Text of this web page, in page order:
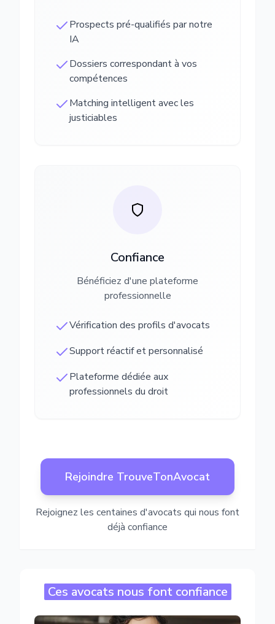
Prospects pré-qualifiés par notre
IA
Dossiers correspondant à vos
compétences
Matching intelligent avec les
justiciables
Confiance
Bénéficiez d'une plateforme
professionnelle
Vérification des profils d'avocats
Support réactif et personnalisé
Plateforme dédiée aux
professionnels du droit
Rejoindre TrouveTonAvocat
Rejoignez les centaines d'avocats qui nous font
déjà confiance
Ces avocats nous font confiance